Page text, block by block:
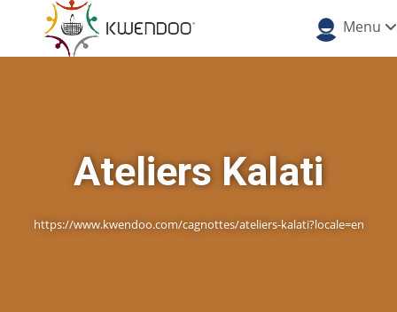
Menu
Ateliers Kalati
https://www.kwendoo.com/cagnottes/ateliers-kalati?locale=en